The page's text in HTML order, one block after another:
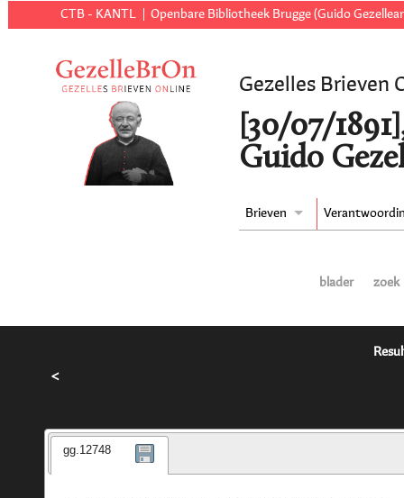
CTB - KANTL Openbare Bibliotheek Brugge (Guido
Gezelles Brieven
[30/07/
Guido
Brieven
blader zoek
<
gg.12748